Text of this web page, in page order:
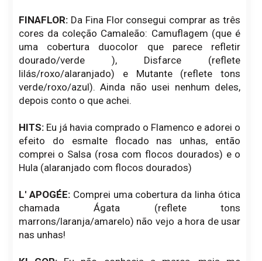
FINAFLOR:Da Fina Flor consegui comprar as três
cores da coleção Camaleão: Camuflagem (que é
uma cobertura duocolor que parece refletir
dourado/verde ), Disfarce (reflete
lilás/roxo/alaranjado) e Mutante (reflete tons
verde/roxo/azul). Ainda não usei nenhum deles,
depois conto o que achei.
HITS:Eu já havia comprado o Flamenco e adorei o
efeito do esmalte flocado nas unhas, então
comprei o Salsa (rosa com flocos dourados) e o
Hula (alaranjado com flocos dourados)
L' APOGÉE:Comprei uma cobertura da linha ótica
chamada Ágata (reflete tons
marrons/laranja/amarelo) não vejo a hora de usar
nas unhas!